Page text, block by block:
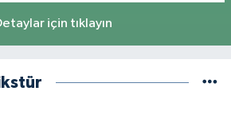
için tıklayın